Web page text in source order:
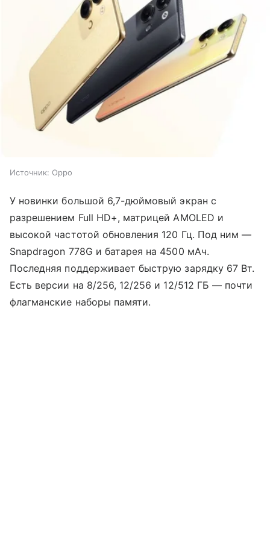
Источник: Oppo
У новинки большой 6,7-дюймовый экран с
разрешением Full HD+, матрицей AMOLED и
высокой частотой обновления 120 Гц. Под ним —
Snapdragon 778G и батарея на 4500 мАч.
Последняя поддерживает быструю зарядку 67 Вт.
Есть версии на 8/256, 12/256 и 12/512 ГБ — почти
флагманские наборы памяти.